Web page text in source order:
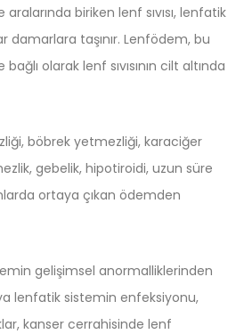
aralarında biriken lenf sıvısı, lenfatik
damarlara taşınır. Lenfödem, bu
olarak lenf sıvısının cilt altında
böbrek yetmezliği, karaciğer
gebelik, hipotiroidi, uzun süre
ortaya çıkan ödemden
gelişimsel anormalliklerinden
lenfatik sistemin enfeksiyonu,
kanser cerrahisinde lenf